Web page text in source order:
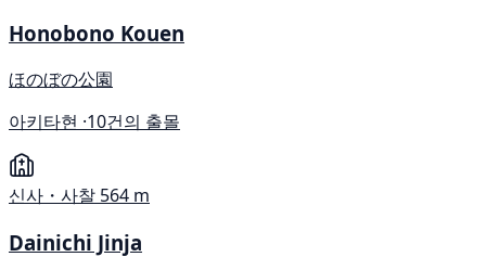
Honobono Kouen
ほのぼの公園
아키타현 ·10건의 출몰
신사・사찰 564 m
Dainichi Jinja